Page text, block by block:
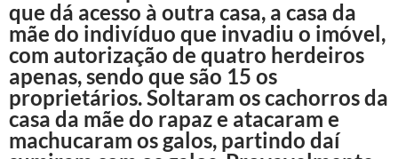
que dá acesso à outra casa, a casa da
mãe do indivíduo que invadiu o imóvel,
com autorização de quatro herdeiros
apenas, sendo que são 15 os
proprietários. Soltaram os cachorros da
casa da mãe do rapaz e atacaram e
machucaram os galos, partindo daí